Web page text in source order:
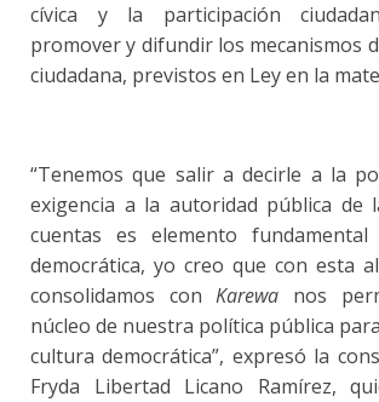
cívica y la participación
promover y difundir los mecanismos
ciudadana, previstos en Ley en la
“Tenemos que salir a decirle a la
exigencia a la autoridad pública de
cuentas es elemento
democrática, yo creo que con esta
consolidamos conKarewa nos
núcleo de nuestra política pública
cultura democrática”, expresó la
Fryda Libertad Licano Ramírez,